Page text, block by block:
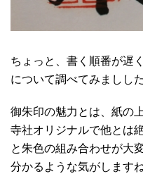
ちょっと、書く順番が遅
について調べてみましし
御朱印の魅力とは、紙の
寺社オリジナルで他とは
と朱色の組み合わせが大
分かるような気がします